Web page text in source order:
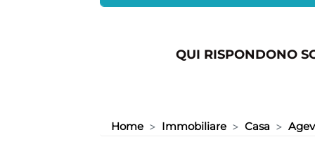
QUI RISPONDONO
Home Immobiliare Casa